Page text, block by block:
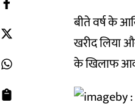
बीते वर्ष के
खरीद लिया
के खिलाफ